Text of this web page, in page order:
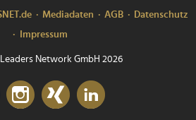
Mediadaten AGB
Datenschutz
Impressum
Network GmbH 2026